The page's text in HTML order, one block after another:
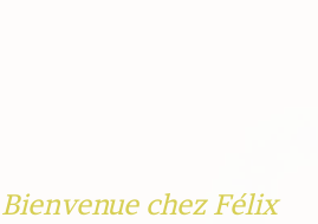
Bienvenue chez Félix